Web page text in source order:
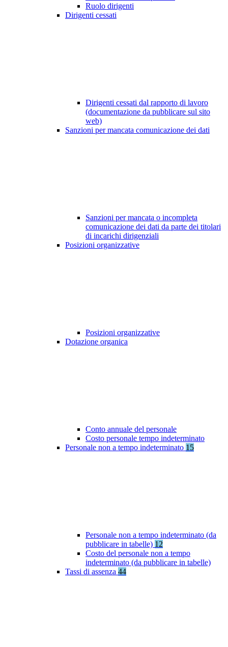
Ruolo dirigenti
Dirigenti cessati
Dirigenti cessati dal rapporto di lavoro
(documentazione da pubblicare sul sito
web)
Sanzioni per mancata comunicazione dei dati
Sanzioni per mancata o incompleta
comunicazione dei dati da parte dei titolari
di incarichi dirigenziali
Posizioni organizzative
Posizioni organizzative
Dotazione organica
Conto annuale del personale
Costo personale tempo indeterminato
Personale non a tempo indeterminato 15
Personale non a tempo indeterminato (da
pubblicare in tabelle) 12
Costo del personale non a tempo
indeterminato (da pubblicare in tabelle)
Tassi di assenza 44